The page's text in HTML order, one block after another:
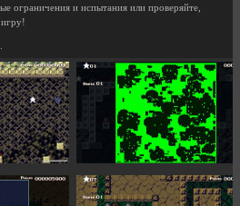
ограничения и испытания или проверяйте,